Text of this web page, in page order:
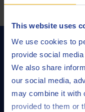
This website uses
We use cookies to
provide social
We also share
our social media,
may combine it with
provided to them or
No se
Póngase en
descubrir